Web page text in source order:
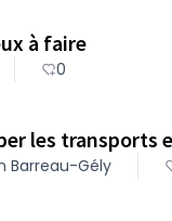
à faire
0
les transports
Barreau-Gély